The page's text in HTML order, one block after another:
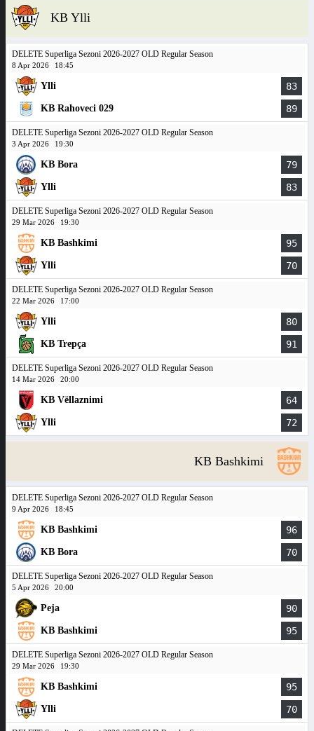
KB Ylli
DELETE Superliga Sezoni 2026-2027 OLD Regular Season
8 Apr 2026 18:45
Ylli 83
KB Rahoveci 029 89
DELETE Superliga Sezoni 2026-2027 OLD Regular Season
3 Apr 2026 19:30
KB Bora 79
Ylli 83
DELETE Superliga Sezoni 2026-2027 OLD Regular Season
29 Mar 2026 19:30
KB Bashkimi 95
Ylli 70
DELETE Superliga Sezoni 2026-2027 OLD Regular Season
22 Mar 2026 17:00
Ylli 80
KB Trepça 91
DELETE Superliga Sezoni 2026-2027 OLD Regular Season
14 Mar 2026 20:00
KB Vëllaznimi 64
Ylli 72
KB Bashkimi
DELETE Superliga Sezoni 2026-2027 OLD Regular Season
9 Apr 2026 18:45
KB Bashkimi 96
KB Bora 70
DELETE Superliga Sezoni 2026-2027 OLD Regular Season
5 Apr 2026 20:00
Peja 90
KB Bashkimi 95
DELETE Superliga Sezoni 2026-2027 OLD Regular Season
29 Mar 2026 19:30
KB Bashkimi 95
Ylli 70